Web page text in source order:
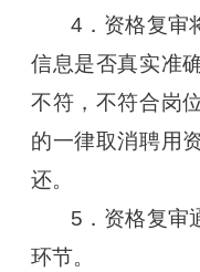
4．资格复审
信息是否真实准
不符，不符合岗
的一律取消聘用
还。
5．资格复审
环节。